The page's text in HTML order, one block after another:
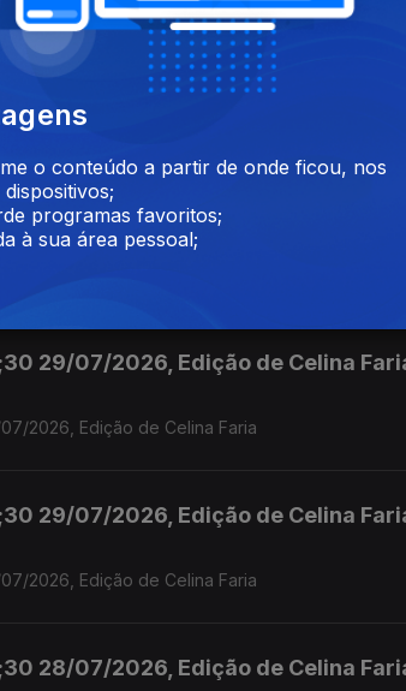
30/07/2026, Edição de Celina Faria
2026, Edição de Celina Faria
30/07/2026, Edição de Celina Faria
2026, Edição de Celina Faria
29/07/2026, Edição de Celina
2026, Edição de Celina Faria
29/07/2026, Edição de Celina
2026, Edição de Celina Faria
28/07/2026, Edição de Celina
o conteúdo a partir de onde ficou, nos
dispositivos;
programas favoritos;
à sua área pessoal;